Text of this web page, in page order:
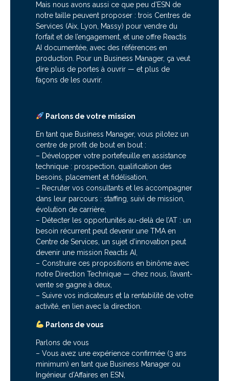
Mais nous avons aussi ce que peu d’ESN de
notre taille peuvent proposer : trois Centres de
Services (Aix, Lyon, Massy) pour vendre du
forfait et de l’engagement, et une offre Reactis
AI documentée, avec des références en
production. Pour un Business Manager, ça veut
dire plus de portes à ouvrir — et plus de
façons de les ouvrir.
Parlons de votre mission
En tant que Business Manager, vous pilotez un
centre de profit de bout en bout :
– Développer votre portefeuille en assistance
technique : prospection, qualification des
besoins, placement et fidélisation,
– Recruter vos consultants et les accompagner
dans leur parcours : staffing, suivi de mission,
évolution de carrière,
– Détecter les opportunités au-delà de l’AT : un
besoin récurrent peut devenir une TMA en
Centre de Services, un sujet d’innovation peut
devenir une mission Reactis AI,
– Construire ces propositions en binôme avec
notre Direction Technique — chez nous, l’avant-
vente se gagne à deux,
– Suivre vos indicateurs et la rentabilité de votre
activité, en lien avec la direction.
Parlons de vous
Parlons de vous
– Vous avez une expérience confirmée (3 ans
minimum) en tant que Business Manager ou
Ingénieur d’Affaires en ESN,